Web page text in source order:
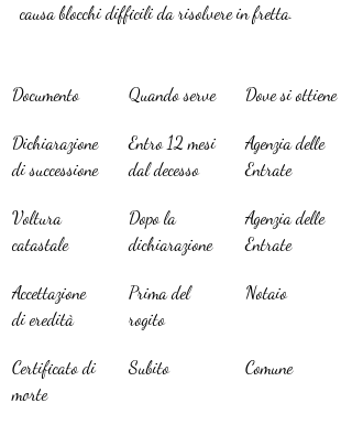
causa blocchi difficili da risolvere in fretta.
Documento Quando serve Dove si ottiene
Dichiarazione
di successione
Entro 12 mesi
dal decesso
Agenzia delle
Entrate
Voltura
catastale
Dopo la
dichiarazione
Agenzia delle
Entrate
Accettazione
di eredità
Prima del
rogito
Notaio
Certificato di
morte
Subito Comune